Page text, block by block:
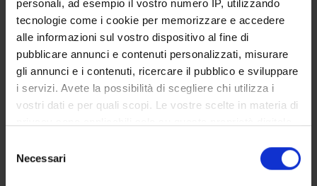
personali, ad esempio il vostro numero IP, utilizzando
tecnologie come i cookie per memorizzare e accedere
alle informazioni sul vostro dispositivo al fine di
pubblicare annunci e contenuti personalizzati, misurare
gli annunci e i contenuti, ricercare il pubblico e sviluppare
i servizi. Avete la possibilità di scegliere chi utilizza i
vostri dati e per quali scopi. Le vostre scelte in materia di
modificare o revocare il proprio consenso in qualsiasi
momento dalla Dichiarazione sui cookie o facendo clic
Necessari
SOCIOLOGIA DEI PROCESSI
ORGANIZZATIVI
Crediti
1
Periodo